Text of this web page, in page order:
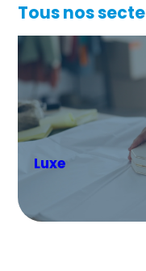
Tous nos
Luxe